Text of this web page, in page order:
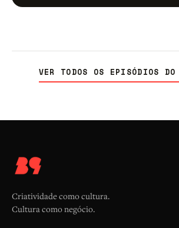
VER TODOS OS EPISÓDIOS DO
Criatividade como cultura.
Cultura como negócio.